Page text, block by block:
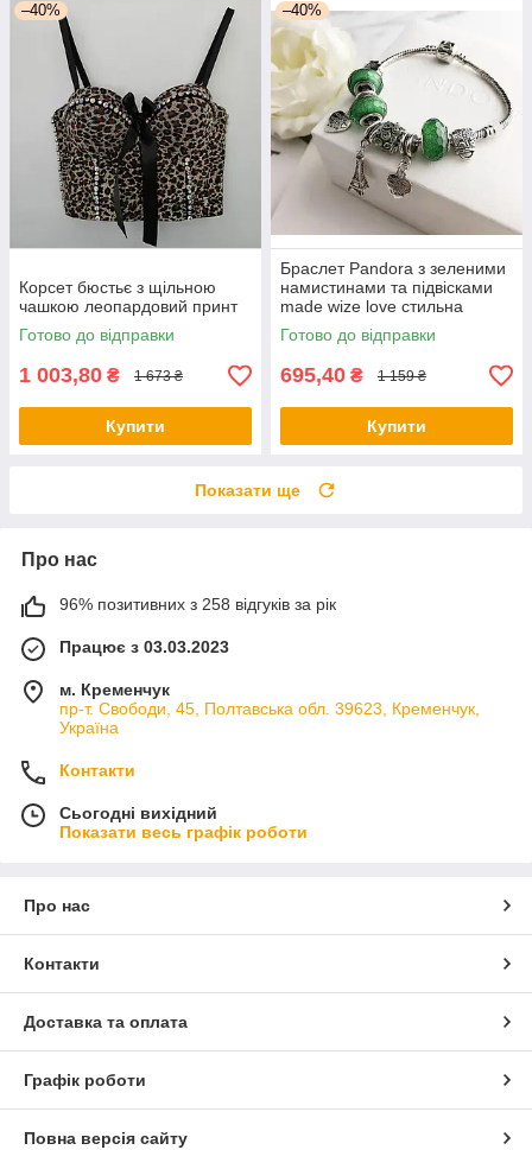
–40%
Корсет бюстьє з щільною
чашкою леопардовий принт
Готово до відправки
1 003,80 ₴ 1 673 ₴
Купити
–40%
Браслет Pandora з зеленими
намистинами та підвісками
made wize love стильна
прикраса
Готово до відправки
695,40 ₴ 1 159 ₴
Купити
Показати ще
Про нас
96% позитивних з 258 відгуків за рік
Працює з 03.03.2023
м. Кременчук
пр-т. Свободи, 45, Полтавська обл. 39623, Кременчук,
Україна
Контакти
Сьогодні вихідний
Показати весь графік роботи
Про нас
Контакти
Доставка та оплата
Графік роботи
Повна версія сайту